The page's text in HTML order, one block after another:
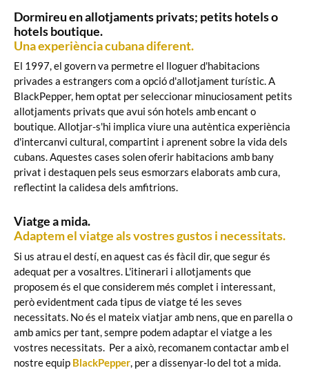
Dormireu en allotjaments privats; petits hotels o
hotels boutique.
Una experiència cubana diferent.
El 1997, el govern va permetre el lloguer d'habitacions
privades a estrangers com a opció d'allotjament turístic. A
BlackPepper, hem optat per seleccionar minuciosament petits
allotjaments privats que avui són hotels amb encant o
boutique. Allotjar-s'hi implica viure una autèntica experiència
d'intercanvi cultural, compartint i aprenent sobre la vida dels
cubans. Aquestes cases solen oferir habitacions amb bany
privat i destaquen pels seus esmorzars elaborats amb cura,
reflectint la calidesa dels amfitrions.
Viatge a mida.
Adaptem el viatge als vostres gustos i necessitats.
Si us atrau el destí, en aquest cas és fàcil dir, que segur és
adequat per a vosaltres. L'itinerari i allotjaments que
proposem és el que considerem més complet i interessant,
però evidentment cada tipus de viatge té les seves
necessitats. No és el mateix viatjar amb nens, que en parella o
amb amics per tant, sempre podem adaptar el viatge a les
vostres necessitats. Per a això, recomanem contactar amb el
nostre equip BlackPepper, per a dissenyar-lo del tot a mida.